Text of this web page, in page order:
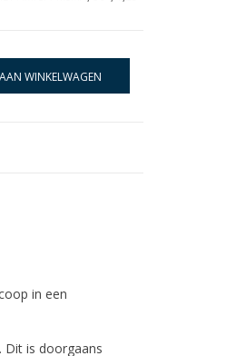
WINKELWAGEN
in een
Dit is doorgaans